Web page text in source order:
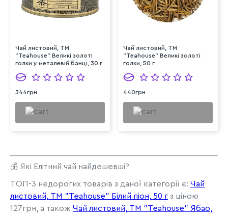
Чай листовий, ТМ
"Teahouse" Великі золоті
голки у металевій банці, 30 г
344грн
Чай листовий, ТМ
"Teahouse" Великі золоті
голки, 50 г
440грн
💰 Які Елітний чай найдешевші?
ТОП-3 недорогих товарів з даної категорії є: Чай
листовий, ТМ "Teahouse" Білий піон, 50 г з ціною
127грн, а також Чай листовий, ТМ "Teahouse" Ябао,